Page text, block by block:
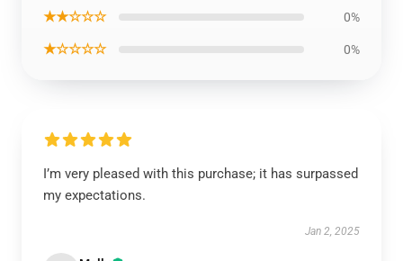
★★☆☆☆ 0%
★☆☆☆☆ 0%
I’m very pleased with this purchase; it has surpassed
my expectations.
Jan 2, 2025